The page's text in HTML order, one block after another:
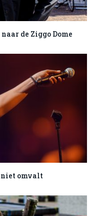
de Ziggo Dome
niet omvalt